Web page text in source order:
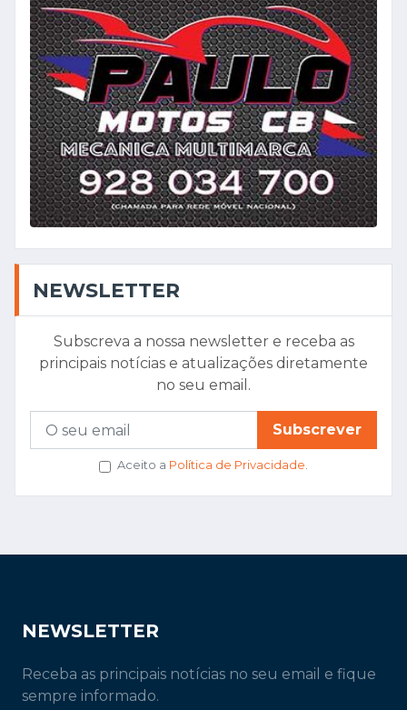
NEWSLETTER
Subscreva a nossa newsletter e receba as
principais notícias e atualizações diretamente
no seu email.
Subscrever
Aceito a Política de Privacidade.
NEWSLETTER
Receba as principais notícias no seu email e fique
sempre informado.